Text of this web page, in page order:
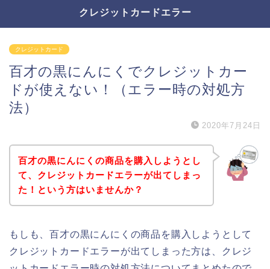
クレジットカードエラー
クレジットカード
百才の黒にんにくでクレジットカー
ドが使えない！（エラー時の対処方
法）
2020年7月24日
百才の黒にんにくの商品を購入しようとし
て、クレジットカードエラーが出てしまっ
た！という方はいませんか？
もしも、百才の黒にんにくの商品を購入しようとして
クレジットカードエラーが出てしまった方は、クレジ